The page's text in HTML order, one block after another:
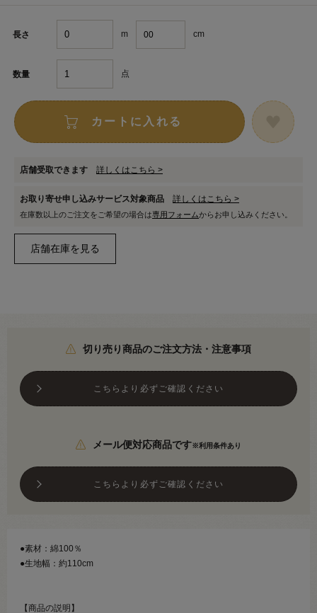
長さ m cm
数量 点
カートに入れる
店舗受取できます 詳しくはこちら >
お取り寄せ申し込みサービス対象商品 詳しくはこちら >
在庫数以上のご注文をご希望の場合は専用フォームからお申し込みください。
切り売り商品のご注文方法・注意事項
こちらより必ずご確認ください
メール便対応商品です※利用条件あり
こちらより必ずご確認ください
●素材：綿100％
●生地幅：約110cm
【商品の説明】